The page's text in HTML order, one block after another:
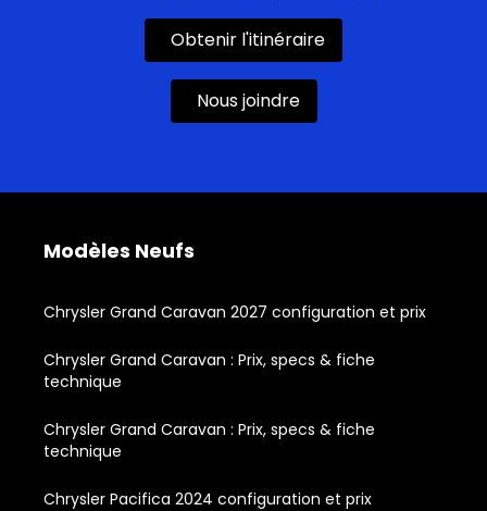
Obtenir l'itinéraire
Nous joindre
Modèles Neufs
Chrysler Grand Caravan 2027 configuration et prix
Chrysler Grand Caravan : Prix, specs & fiche
technique
Chrysler Grand Caravan : Prix, specs & fiche
technique
Chrysler Pacifica 2024 configuration et prix